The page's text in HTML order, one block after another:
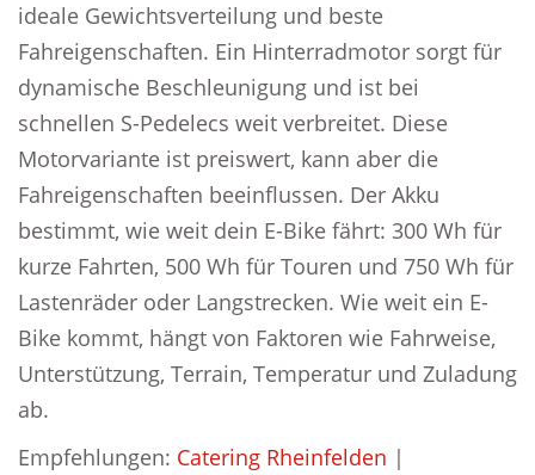
ideale Gewichtsverteilung und beste
Fahreigenschaften. Ein Hinterradmotor sorgt für
dynamische Beschleunigung und ist bei
schnellen S-Pedelecs weit verbreitet. Diese
Motorvariante ist preiswert, kann aber die
Fahreigenschaften beeinflussen. Der Akku
bestimmt, wie weit dein E-Bike fährt: 300 Wh für
kurze Fahrten, 500 Wh für Touren und 750 Wh für
Lastenräder oder Langstrecken. Wie weit ein E-
Bike kommt, hängt von Faktoren wie Fahrweise,
Unterstützung, Terrain, Temperatur und Zuladung
ab.
Empfehlungen: Catering Rheinfelden |